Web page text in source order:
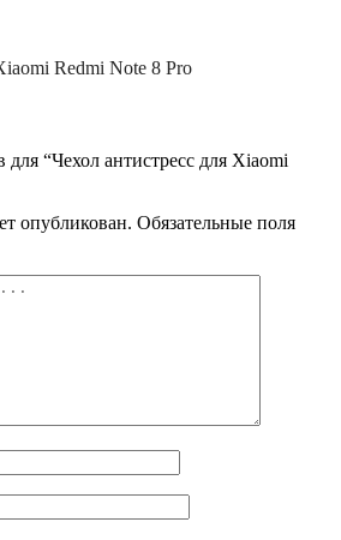
Redmi Note 8 Pro
“Чехол антистресс для Xiaomi
опубликован. Обязательные поля